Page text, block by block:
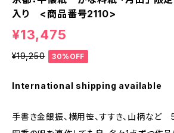
入り <商品番号2110>
¥13,475
¥19,250 30%OFF
International shipping available
手書き金銀振、横用笹、すすき、山柄など